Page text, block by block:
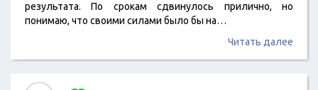
результата. По срокам сдвинулось прилично, но
понимаю, что своими силами было бы на…
Читать далее